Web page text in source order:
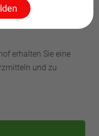
Antioxidantien.
die das
erhalten Sie eine
und zu